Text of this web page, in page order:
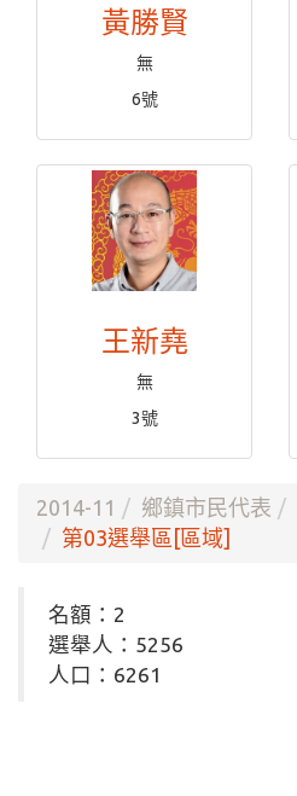
黃勝賢
無
6號
王新堯
無
3號
2014-11 鄉鎮市民代表
第03選舉區[區域]
名額：2
選舉人：5256
人口：6261